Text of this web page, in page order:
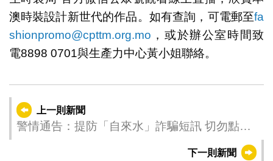
澳時裝設計新世代的作品。如有查詢，可電郵至fa
shionpromo@cpttm.org.mo ，或於辦公室時間致
電8898 0701與生產力中心黃小姐聯絡。
上一則新聞
警情通告：提防「自來水」詐騙短訊 切勿點擊
下一則新聞